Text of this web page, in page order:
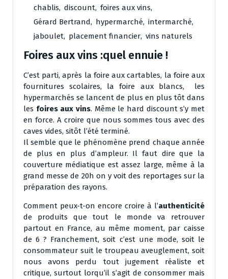
chablis, discount, foires aux vins,
Gérard Bertrand, hypermarché, intermarché,
jaboulet, placement financier, vins naturels
Foires aux vins :quel ennuie !
C’est parti, après la foire aux cartables, la foire aux
fournitures scolaires, la foire aux blancs, les
hypermarchés se lancent de plus en plus tôt dans
les foires aux vins. Même le hard discount s’y met
en force. A croire que nous sommes tous avec des
caves vides, sitôt l’été terminé.
Il semble que le phénomène prend chaque année
de plus en plus d’ampleur. Il faut dire que la
couverture médiatique est assez large, même à la
grand messe de 20h on y voit des reportages sur la
préparation des rayons.
Comment peux-t-on encore croire à l’authenticité
de produits que tout le monde va retrouver
partout en France, au même moment, par caisse
de 6 ? Franchement, soit c’est une mode, soit le
consommateur suit le troupeau aveuglement, soit
nous avons perdu tout jugement réaliste et
critique, surtout lorqu’il s’agit de consommer mais